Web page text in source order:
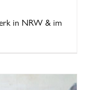
in NRW & im